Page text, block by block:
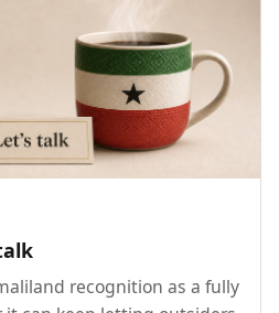
recognition as a fully